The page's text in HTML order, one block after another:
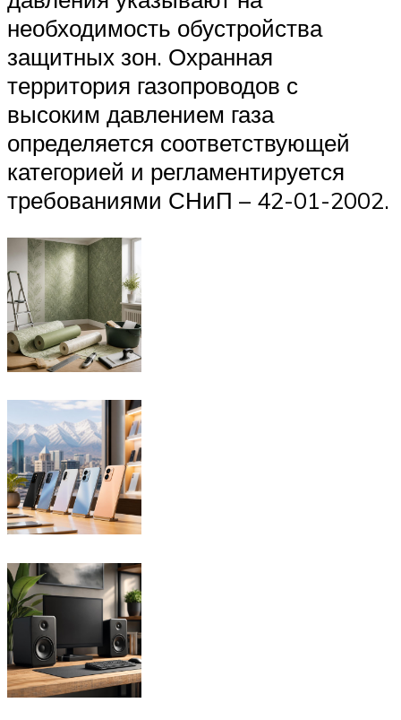
необходимость обустройства
защитных зон. Охранная
территория газопроводов с
высоким давлением газа
определяется соответствующей
категорией и регламентируется
требованиями СНиП – 42-01-2002.